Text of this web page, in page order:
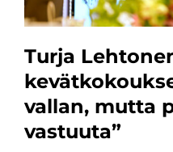
Turja
vallan, mutta
vastuuta”